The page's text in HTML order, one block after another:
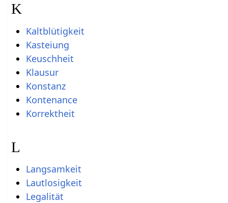
K
Kaltblütigkeit
Kasteiung
Keuschheit
Klausur
Konstanz
Kontenance
Korrektheit
L
Langsamkeit
Lautlosigkeit
Legalität